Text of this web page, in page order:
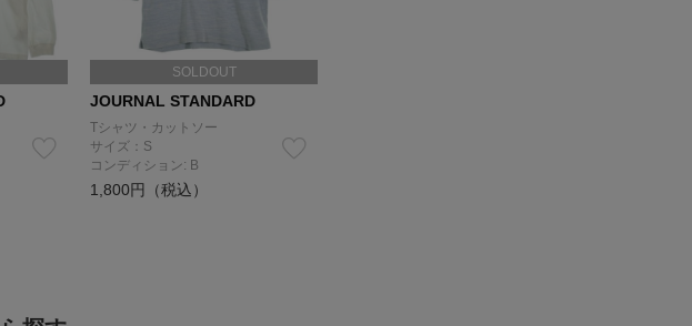
SOLDOUT
JOURNAL STANDARD
Tシャツ・カットソー
サイズ：S
コンディション: B
1,800円（税込）